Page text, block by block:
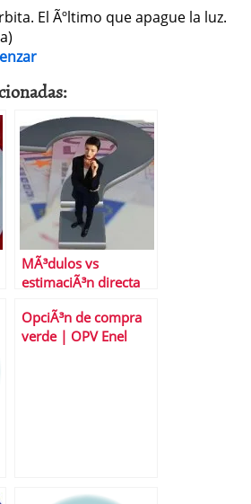
El Ãºltimo que apague la luz.
MÃ³dulos vs
estimaciÃ³n directa
OpciÃ³n de compra
verde | OPV Enel